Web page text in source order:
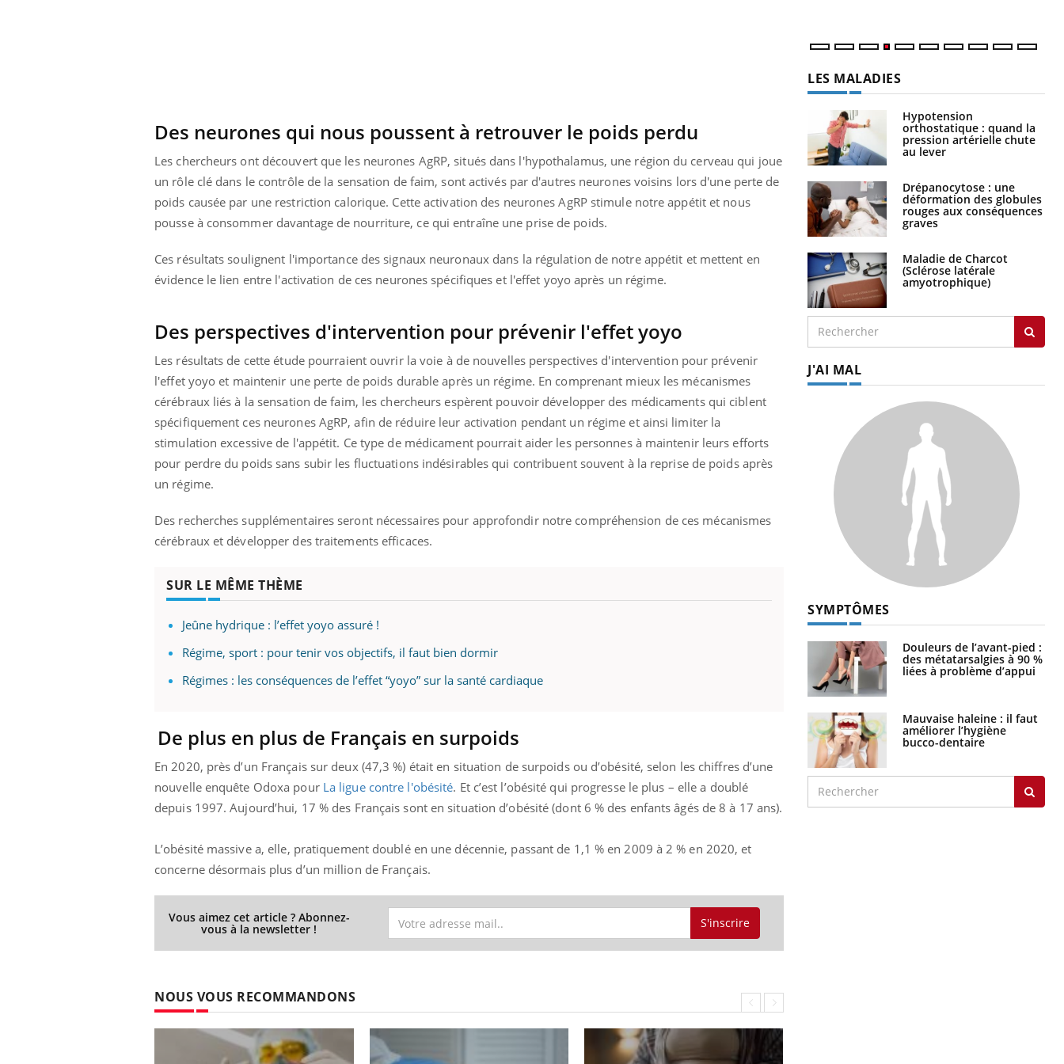
Des neurones qui nous poussent à retrouver le poids perdu
Les chercheurs ont découvert que les neurones AgRP, situés dans l'hypothalamus, une région du cerveau qui joue
un rôle clé dans le contrôle de la sensation de faim, sont activés par d'autres neurones voisins lors d'une perte de
poids causée par une restriction calorique. Cette activation des neurones AgRP stimule notre appétit et nous
pousse à consommer davantage de nourriture, ce qui entraîne une prise de poids.
Ces résultats soulignent l'importance des signaux neuronaux dans la régulation de notre appétit et mettent en
évidence le lien entre l'activation de ces neurones spécifiques et l'effet yoyo après un régime.
Des perspectives d'intervention pour prévenir l'effet yoyo
Les résultats de cette étude pourraient ouvrir la voie à de nouvelles perspectives d'intervention pour prévenir
l'effet yoyo et maintenir une perte de poids durable après un régime. En comprenant mieux les mécanismes
cérébraux liés à la sensation de faim, les chercheurs espèrent pouvoir développer des médicaments qui ciblent
spécifiquement ces neurones AgRP, afin de réduire leur activation pendant un régime et ainsi limiter la
stimulation excessive de l'appétit. Ce type de médicament pourrait aider les personnes à maintenir leurs efforts
pour perdre du poids sans subir les fluctuations indésirables qui contribuent souvent à la reprise de poids après
un régime.
Des recherches supplémentaires seront nécessaires pour approfondir notre compréhension de ces mécanismes
cérébraux et développer des traitements efficaces.
SUR LE MÊME THÈME
Jeûne hydrique : l’effet yoyo assuré !
Régime, sport : pour tenir vos objectifs, il faut bien dormir
Régimes : les conséquences de l’effet “yoyo” sur la santé cardiaque
De plus en plus de Français en surpoids
En 2020, près d’un Français sur deux (47,3 %) était en situation de surpoids ou d’obésité, selon les chiffres d’une
nouvelle enquête Odoxa pour La ligue contre l'obésité. Et c’est l’obésité qui progresse le plus – elle a doublé
depuis 1997. Aujourd’hui, 17 % des Français sont en situation d’obésité (dont 6 % des enfants âgés de 8 à 17 ans).
L’obésité massive a, elle, pratiquement doublé en une décennie, passant de 1,1 % en 2009 à 2 % en 2020, et
concerne désormais plus d’un million de Français.
Vous aimez cet article ? Abonnez-
vous à la newsletter ! S'inscrire
NOUS VOUS RECOMMANDONS
LES MALADIES
Hypotension
orthostatique : quand la
pression artérielle chute
au lever
Drépanocytose : une
déformation des globules
rouges aux conséquences
graves
Maladie de Charcot
(Sclérose latérale
amyotrophique)
J'AI MAL
SYMPTÔMES
Douleurs de l’avant-pied :
des métatarsalgies à 90 %
liées à problème d’appui
Mauvaise haleine : il faut
améliorer l’hygiène
bucco-dentaire